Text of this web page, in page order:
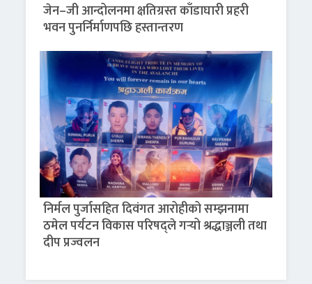
जेन–जी आन्दोलनमा क्षतिग्रस्त काँडाघारी प्रहरी
भवन पुनर्निर्माणपछि हस्तान्तरण
निर्मल पुर्जासहित दिवंगत आरोहीको सम्झनामा
ठमेल पर्यटन विकास परिषद्ले गर्‍यो श्रद्धाञ्जली तथा
दीप प्रज्वलन